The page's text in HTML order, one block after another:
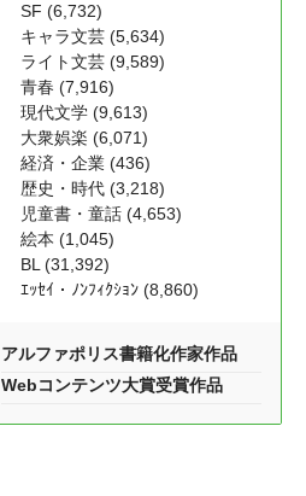
SF (6,732)
キャラ文芸 (5,634)
ライト文芸 (9,589)
青春 (7,916)
現代文学 (9,613)
大衆娯楽 (6,071)
経済・企業 (436)
歴史・時代 (3,218)
児童書・童話 (4,653)
絵本 (1,045)
BL (31,392)
ｴｯｾｲ・ﾉﾝﾌｨｸｼｮﾝ (8,860)
アルファポリス書籍化作家作品
Webコンテンツ大賞受賞作品